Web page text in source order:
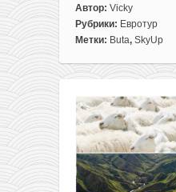
к
записи
Путешествуем
виз:
Украины,
Грузии
и
Азербайджана
в
одной
Автор: Vicky
Рубрики: Евротур
Метки: Buta, SkyUp